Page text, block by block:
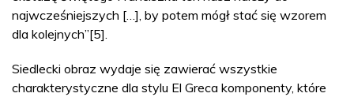
najwcześniejszych […], by potem mógł stać się wzorem
dla kolejnych”[5].
Siedlecki obraz wydaje się zawierać wszystkie
charakterystyczne dla stylu El Greca komponenty, które